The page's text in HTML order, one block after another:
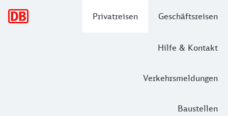
Privatreisen Geschäftsreisen
Hilfe & Kontakt
Verkehrsmeldungen
Baustellen